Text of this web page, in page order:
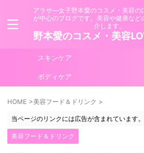
アラサ―女子野本愛のコスメ・美容の
が中心のブログです。美容や健康など
介します。
野本愛のコスメ・美容
スキンケア
ボディケア
HOME >美容フード＆ドリンク >
当ページのリンクには広告が含まれています。
美容フード＆ドリンク